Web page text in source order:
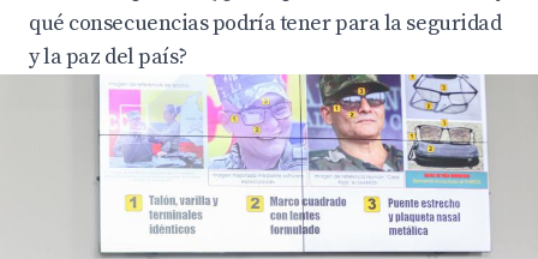
qué consecuencias podría tener para la seguridad
y la paz del país?